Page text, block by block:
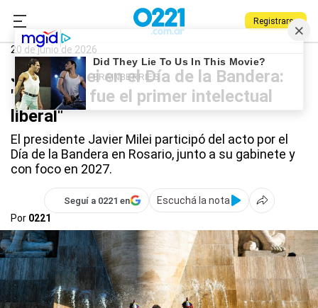
Registrarse
0221.com.ar
Javier Milei
20 de junio de 2026
Javier Milei en el Día de la Bandera:
"Belgrano fue el primer intelectual
liberal"
El presidente Javier Milei participó del acto por el
Día de la Bandera en Rosario, junto a su gabinete y
con foco en 2027.
Seguí a 0221 en
Escuchá la nota
Por 0221